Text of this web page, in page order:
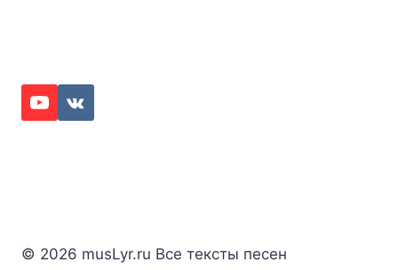
© 2026 musLyr.ru Все тексты песен